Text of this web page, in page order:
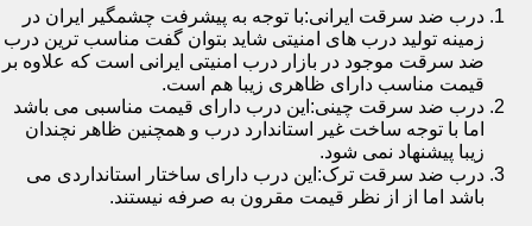
درب ضد سرقت ایرانی:با توجه به پیشرفت چشمگیر ایران در
زمینه تولید درب های امنیتی شاید بتوان گفت مناسب ترین درب
ضد سرقت موجود در بازار درب امنیتی ایرانی است که علاوه بر
قیمت مناسب دارای ظاهری زیبا هم است.
درب ضد سرقت چینی:این درب دارای قیمت مناسبی می باشد
اما با توجه ساخت غیر استاندارد درب و همچنین ظاهر نچندان
زیبا پیشنهاد نمی شود.
درب ضد سرقت ترک:این درب دارای ساختار استانداردی می
باشد اما از از نظر قیمت مقرون به صرفه نیستند.